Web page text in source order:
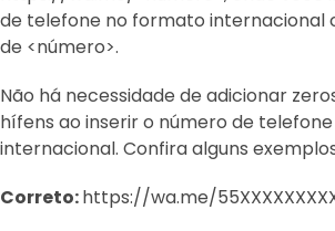
de telefone no formato internacional
de <número>.
Não há necessidade de adicionar
hífens ao inserir o número de
internacional. Confira alguns
Correto:https://wa.me/